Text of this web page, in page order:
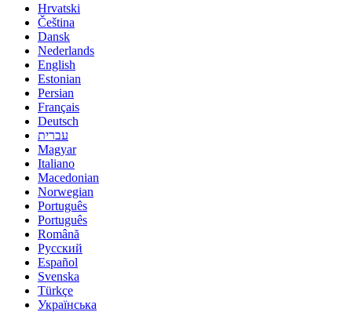
Hrvatski
Čeština
Dansk
Nederlands
English
Estonian
Persian
Français
Deutsch
עברית
Magyar
Italiano
Macedonian
Norwegian
Português
Português
Română
Русский
Español
Svenska
Türkçe
Українська